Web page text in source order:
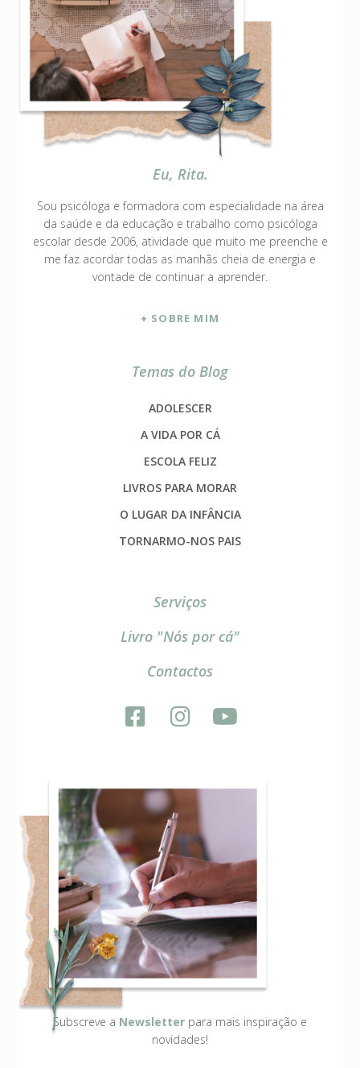
Eu, Rita.
Sou psicóloga e formadora com especialidade na área
da saúde e da educação e trabalho como psicóloga
escolar desde 2006, atividade que muito me preenche e
me faz acordar todas as manhãs cheia de energia e
vontade de continuar a aprender.
+ SOBRE MIM
Temas do Blog
ADOLESCER
A VIDA POR CÁ
ESCOLA FELIZ
LIVROS PARA MORAR
O LUGAR DA INFÂNCIA
TORNARMO-NOS PAIS
Serviços
Livro "Nós por cá"
Contactos
Subscreve a Newsletter para mais inspiração e
novidades!